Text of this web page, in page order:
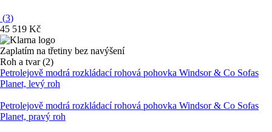
(3)
45 519 Kč
Zaplatím na třetiny bez navýšení
Roh a tvar (2)
Petrolejově modrá rozkládací rohová pohovka Windsor & Co Sofas
Planet, levý roh
Petrolejově modrá rozkládací rohová pohovka Windsor & Co Sofas
Planet, pravý roh